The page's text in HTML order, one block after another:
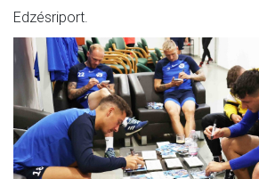
CSAPATOK
MÉRKŐZÉSEK
KLUB
GALÉRIA
Edzésriport.